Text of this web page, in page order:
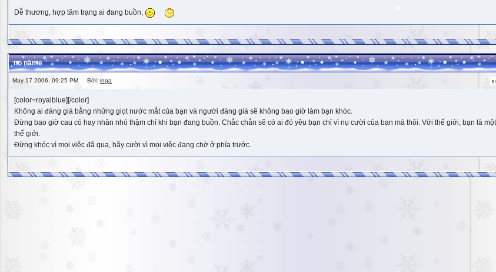
Dễ thương, hợp tâm trạng ai đang buồn,
no name
May 17 2006, 09:25 PM Bởi: inga
[color=royalblue][/color]
Không ai đáng giá bằng những giọt nước mắt của bạn và người đáng giá sẽ không bao giờ làm bạn khóc.
Đừng bao giờ cau có hay nhăn nhó thậm chí khi bạn đang buồn. Chắc chắn sẽ có ai đó yêu bạn chỉ vì nụ cười của bạn mà thôi. Với thế giới, bạn là
thế giới.
Đừng khóc vì mọi việc đã qua, hãy cười vì mọi việc đang chờ ở phía trước.